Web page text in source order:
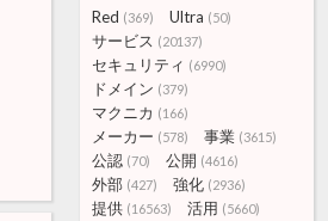
Red (369) Ultra (50)
サービス (20137)
セキュリティ (6990)
ドメイン (379)
マクニカ (166)
メーカー (578) 事業 (3615)
公認 (70) 公開 (4616)
外部 (427) 強化 (2936)
提供 (16563) 活用 (5660)